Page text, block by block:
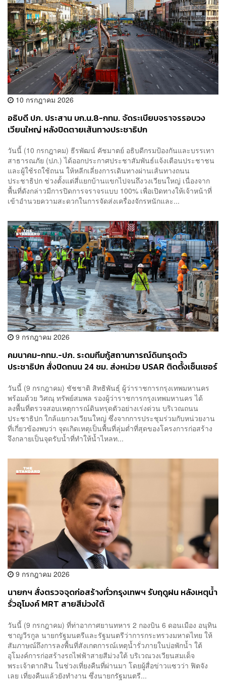
10 กรกฎาคม 2026
อธิบดี ปภ. ประสาน บก.น.8-กทม. จัดระเบียบจราจรรอบวง
เวียนใหญ่ หลังปิดตายเส้นทางประชาธิปก
วันนี้ (10 กรกฎาคม) ธีรพัฒน์ คัชมาตย์ อธิบดีกรมป้องกันและบรรเทา
สาธารณภัย (ปภ.) ได้ออกประกาศประชาสัมพันธ์แจ้งเตือนประชาชน
และผู้ใช้รถใช้ถนน ให้หลีกเลี่ยงการเดินทางผ่านเส้นทางถนน
ประชาธิปก ช่วงตั้งแต่สี่แยกบ้านแขกไปจนถึงวงเวียนใหญ่ เนื่องจาก
พื้นที่ดังกล่าวมีการปิดการจราจรแบบ 100% เพื่อเปิดทางให้เจ้าหน้าที่
เข้าอำนวยความสะดวกในการจัดส่งเครื่องจักรหนักและ...
9 กรกฎาคม 2026
คมนาคม-กทม.-ปภ. ระดมทีมกู้สถานการณ์ดินทรุดตัว
ประชาธิปก สั่งปิดถนน 24 ชม. ส่งหน่วย USAR ติดตั้งเซ็นเซอร์
วันนี้ (9 กรกฎาคม) ชัชชาติ สิทธิพันธุ์ ผู้ว่าราชการกรุงเทพมหานคร
พร้อมด้วย วิศณุ ทรัพย์สมพล รองผู้ว่าราชการกรุงเทพมหานคร ได้
ลงพื้นที่ตรวจสอบเหตุการณ์ดินทรุดตัวอย่างเร่งด่วน บริเวณถนน
ประชาธิปก ใกล้แยกวงเวียนใหญ่ ซึ่งจากการประชุมร่วมกับหน่วยงาน
ที่เกี่ยวข้องพบว่า จุดเกิดเหตุเป็นพื้นที่ลุ่มต่ำที่สุดของโครงการก่อสร้าง
จึงกลายเป็นจุดรับน้ำที่ทำให้น้ำไหลท...
9 กรกฎาคม 2026
นายกฯ สั่งตรวจจุดก่อสร้างทั่วกรุงเทพฯ รับฤดูฝน หลังเหตุน้ำ
รั่วอุโมงค์ MRT สายสีม่วงใต้
วันนี้ (9 กรกฎาคม) ที่ท่าอากาศยานทหาร 2 กองบิน 6 ดอนเมือง อนุทิน
ชาญวีรกูล นายกรัฐมนตรีและรัฐมนตรีว่าการกระทรวงมหาดไทย ให้
สัมภาษณ์ถึงการลงพื้นที่สังเกตการณ์เหตุน้ำรั่วภายในบ่อพักน้ำ ใต้
อุโมงค์การก่อสร้างรถไฟฟ้าสายสีม่วงใต้ บริเวณวงเวียนสมเด็จ
พระเจ้าตากสิน ในช่วงเที่ยงคืนที่ผ่านมา โดยผู้สื่อข่าวแซวว่า ฟิตจัง
เลย เที่ยงคืนแล้วยังทำงาน ซึ่งนายกรัฐมนตรี...